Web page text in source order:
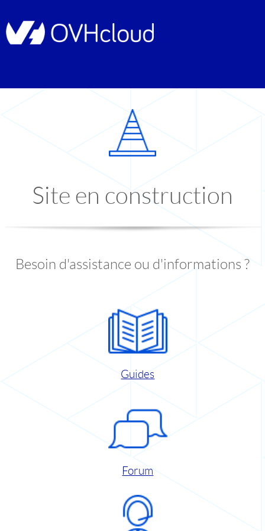
Site en construction
Besoin d'assistance ou d'informations ?
Guides
Forum